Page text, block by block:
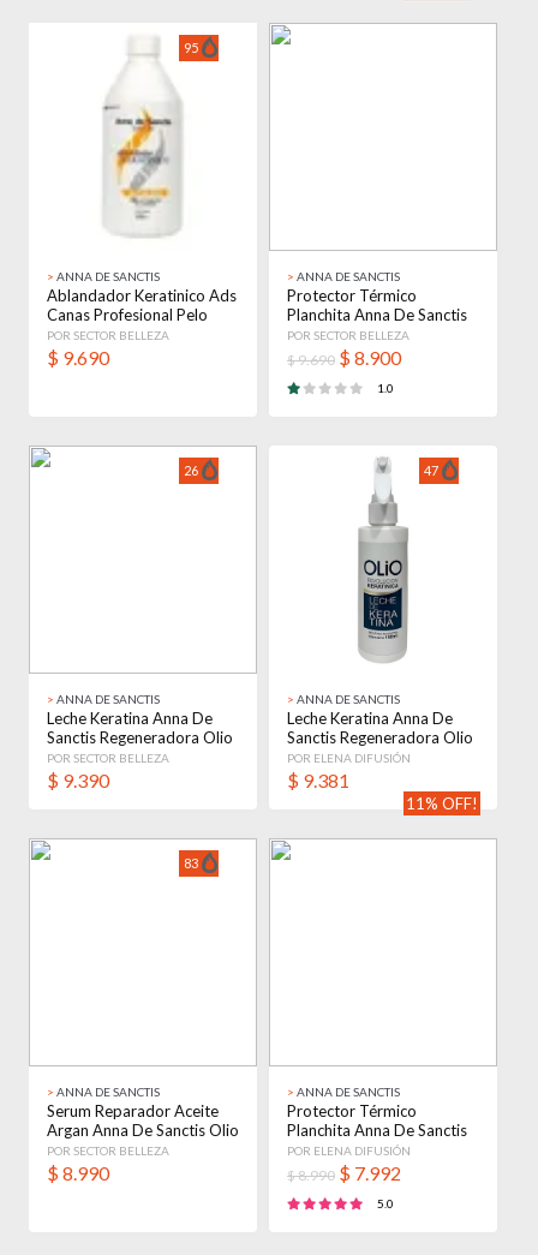
95
> ANNA DE SANCTIS
Ablandador Keratinico Ads
Canas Profesional Pelo
X500ml
POR SECTOR BELLEZA
$ 9.690
> ANNA DE SANCTIS
Protector Térmico
Planchita Anna De Sanctis
Peluquería Salon
POR SECTOR BELLEZA
$ 9.690 $8.900
1.0
26
> ANNA DE SANCTIS
Leche Keratina Anna De
Sanctis Regeneradora Olio
X150ml
POR SECTOR BELLEZA
$ 9.390
47
> ANNA DE SANCTIS
Leche Keratina Anna De
Sanctis Regeneradora Olio
X150ml
POR ELENA DIFUSIÓN
$ 9.381
83
> ANNA DE SANCTIS
Serum Reparador Aceite
Argan Anna De Sanctis Olio
X18ml
POR SECTOR BELLEZA
$8.990
11% OFF!
> ANNA DE SANCTIS
Protector Térmico
Planchita Anna De Sanctis
Peluquería Salon
POR ELENA DIFUSIÓN
$ 8.990 $ 7.992
5.0